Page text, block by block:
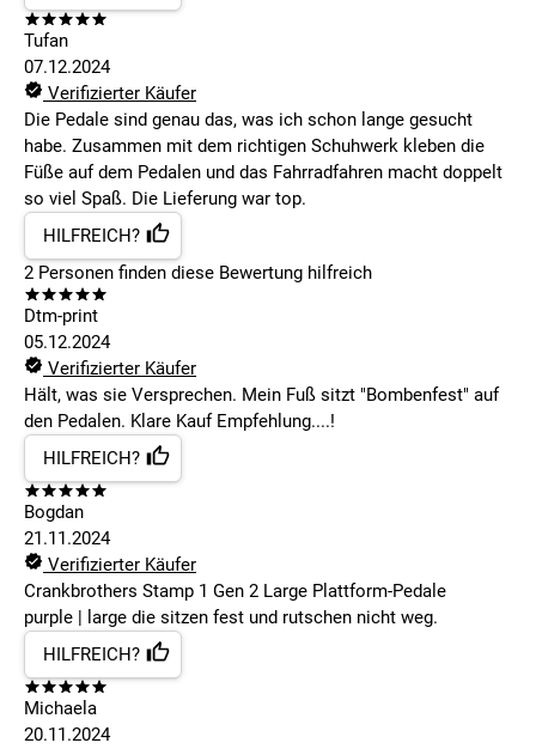
Tufan
07.12.2024
Verifizierter Käufer
Die Pedale sind genau das, was ich schon lange gesucht
habe. Zusammen mit dem richtigen Schuhwerk kleben die
Füße auf dem Pedalen und das Fahrradfahren macht doppelt
so viel Spaß. Die Lieferung war top.
HILFREICH?
2 Personen finden diese Bewertung hilfreich
Dtm-print
05.12.2024
Verifizierter Käufer
Hält, was sie Versprechen. Mein Fuß sitzt "Bombenfest" auf
den Pedalen. Klare Kauf Empfehlung....!
HILFREICH?
Bogdan
21.11.2024
Verifizierter Käufer
Crankbrothers Stamp 1 Gen 2 Large Plattform-Pedale
purple | large die sitzen fest und rutschen nicht weg.
HILFREICH?
Michaela
20.11.2024